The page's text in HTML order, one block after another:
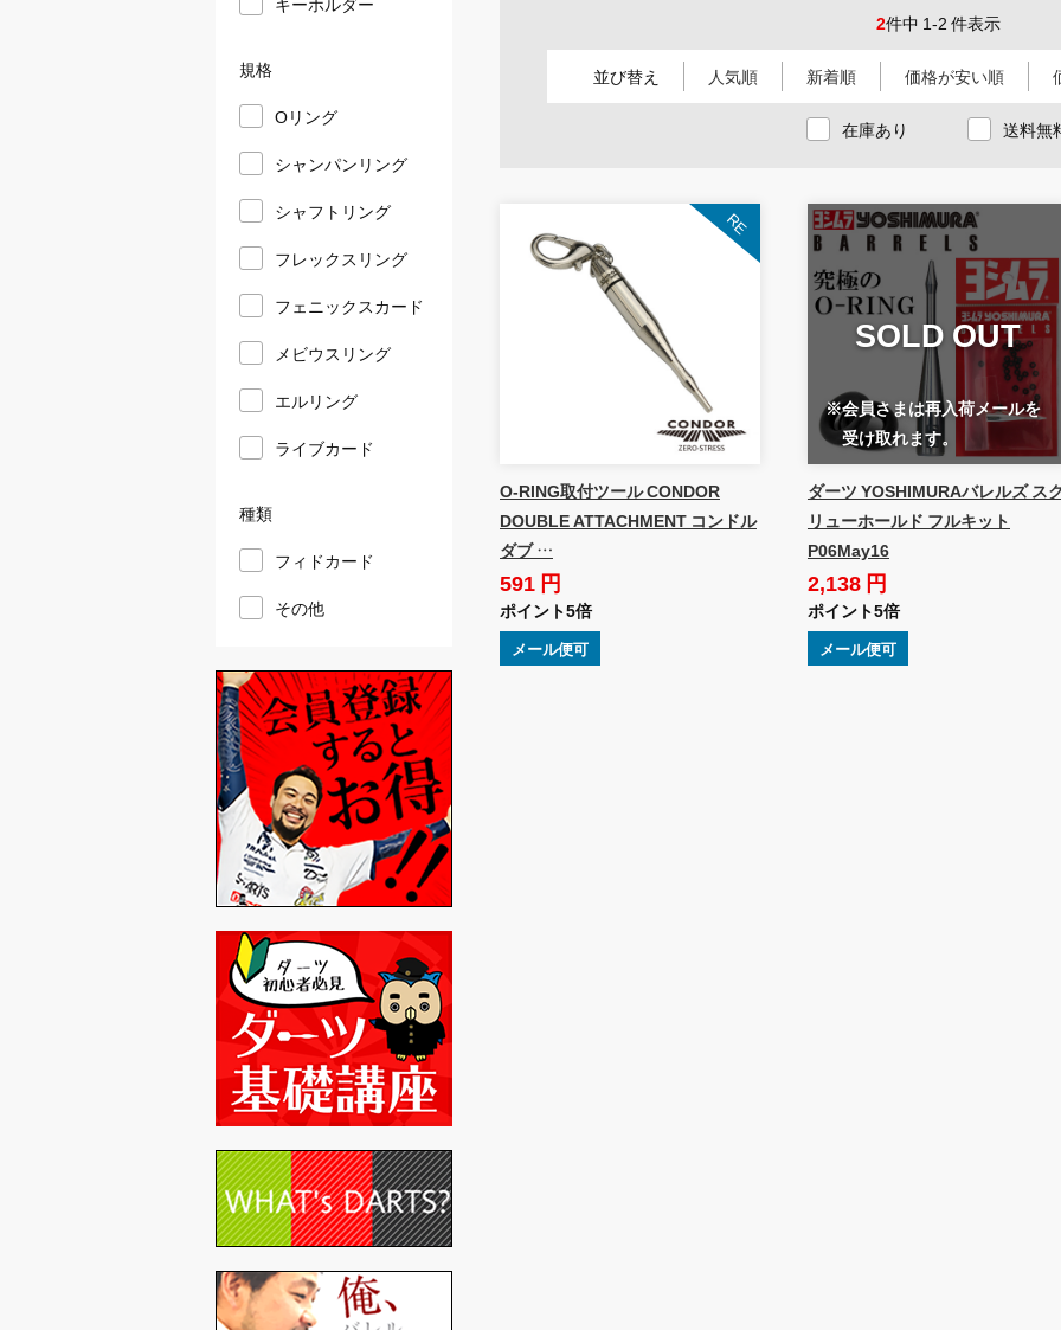
2件中 1-2 件表示
並び替え 人気順 新着順 価格が安い順
在庫あり 送料無
O-RING取付ツール CONDOR
DOUBLE ATTACHMENT コンドル
ダブ …
591 円
ポイント5倍
メール便可
SOLD OUT
※会員さまは再入荷メールを
受け取れます。
ダーツ YOSHIMURAバレルズ ス
リューホールド フルキット
P06May16
2,138 円
ポイント5倍
メール便可
規格
Oリング
シャンパンリング
シャフトリング
フレックスリング
フェニックスカード
メビウスリング
エルリング
ライブカード
種類
フィドカード
その他